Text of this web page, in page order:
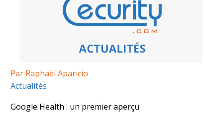
Par Raphaël Aparicio
Actualités
Google Health : un premier aperçu